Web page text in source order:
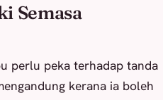
Semasa
perlu peka terhadap tanda
kerana ia boleh